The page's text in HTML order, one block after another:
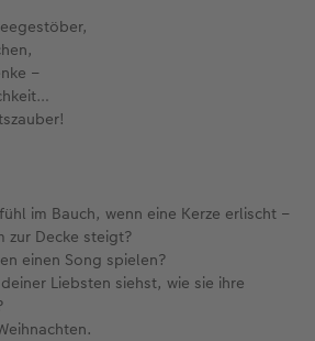
–
im Bauch, wenn eine Kerze erlischt –
zur Decke steigt?
einen Song spielen?
Liebsten siehst, wie sie ihre